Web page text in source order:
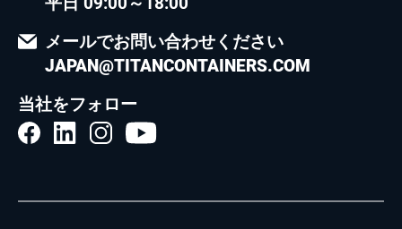
メールでお問い合わせください
JAPAN@TITANCONTAINERS.COM
当社をフォロー